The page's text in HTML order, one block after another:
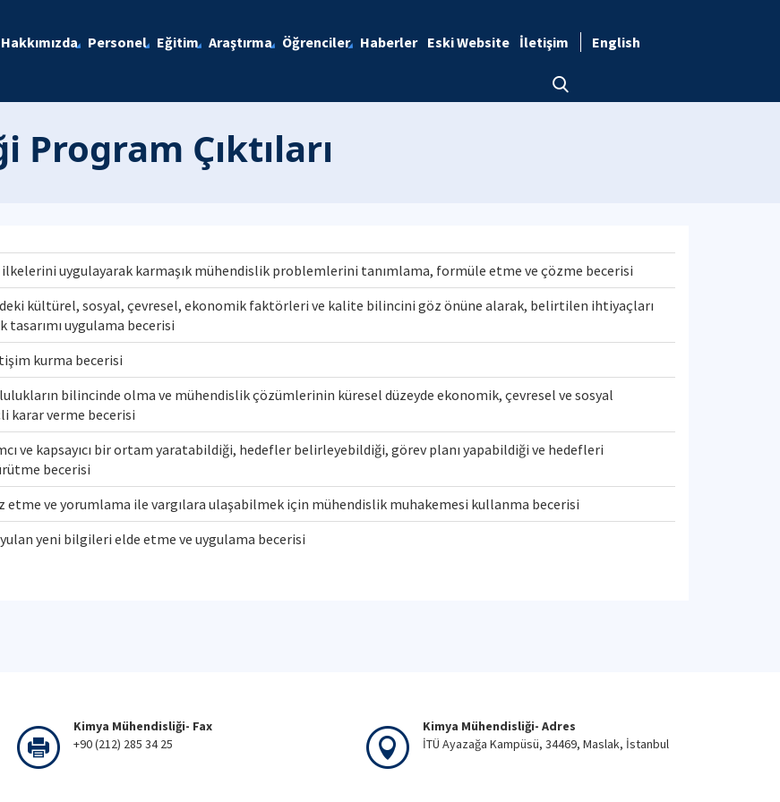
Hakkımızda Personel Eğitim Araştırma Öğrenciler Haberler Eski Website İletişim English
Çıktıları
uygulayarak karmaşık mühendislik problemlerini tanımlama, formüle etme ve çözme becerisi
kültürel, sosyal, çevresel, ekonomik faktörleri ve kalite bilincini göz önüne alarak, belirtilen ihtiyaçları
uygulama becerisi
kurma becerisi
bilincinde olma ve mühendislik çözümlerinin küresel düzeyde ekonomik, çevresel ve sosyal
karar verme becerisi
ve kapsayıcı bir ortam yaratabildiği, hedefler belirleyebildiği, görev planı yapabildiği ve hedefleri
becerisi
ve yorumlama ile vargılara ulaşabilmek için mühendislik muhakemesi kullanma becerisi
yeni bilgileri elde etme ve uygulama becerisi
Kimya Mühendisliği- Fax
+90 (212) 285 34 25
Kimya Mühendisliği- Adres
İTÜ Ayazağa Kampüsü, 34469, Maslak, İstanbul